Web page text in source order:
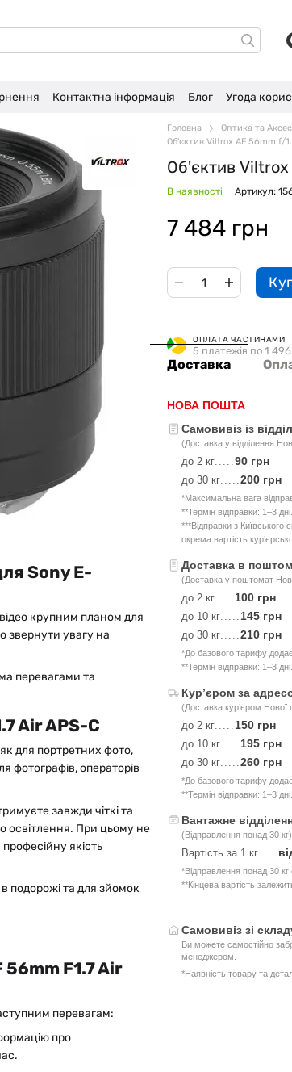
Контактна інформація Блог Угода
Sony E-
крупним планом для
звернути увагу на
перевагами та
Air APS-C
для портретних фото,
фотографів, операторів
завжди чіткі та
освітлення. При цьому не
якість
подорожі та для зйомок
F1.7 Air
перевагам:
про
Головна Оптика та
Об'єктив Viltrox AF 56mm f/
Об'єктив Viltrox
В наявності Артикул:
7 484 грн
ОПЛАТА ЧАСТИНАМИ
5 платежів по 1
Доставка
НОВА ПОШТА
Самовивіз із
(Доставка у відділення
до 2 кг.....90 грн
до 30 кг.....200 грн
*Максимальна вага
**Термін відправки: 1–3 дні.
***Відправки з
окрема вартість
Доставка в
(Доставка у поштомат
до 2 кг..... 100 грн
до 10 кг..... 145 грн
до 30 кг.....210 грн
*До базового тарифу
**Термін відправки: 1–3 дні.
Курʼєром за
(Доставка курʼєром Нової
до 2 кг..... 150 грн
до 10 кг..... 195 грн
до 30 кг.....260 грн
*До базового тарифу
**Термін відправки: 1–3 дні.
Вантажне
(Відправлення понад 30 кг)
Вартість за 1 кг.....
*Відправлення понад 30
**Кінцева вартість
Самовивіз зі
Ви можете самостійно
менеджером.
*Наявність товару та